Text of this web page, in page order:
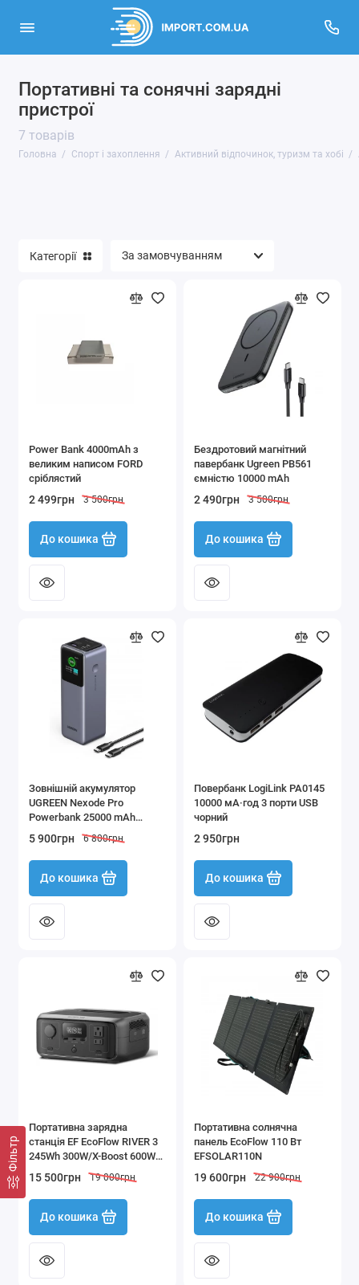
Портативні та сонячні зарядні
пристрої
7 товарів
Головна Спорт і захоплення Активний відпочинок, туризм та хобі
Фільтр
Активний відпочинок, туризм та хобі
Кінний спорт
Музичні інструменти та обладнання
Категорії
Power Bank 4000mAh з
великим написом FORD
сріблястий
2 499грн 3 500грн
До кошика
Бездротовий магнітний
павербанк Ugreen PB561
ємністю 10000 mAh
2 490грн 3 500грн
До кошика
Зовнішній акумулятор
UGREEN Nexode Pro
Powerbank 25000 mAh
потужністю 200W для
ноутбука та смартфона
5 900грн 6 800грн
До кошика
Повербанк LogiLink PA0145
10000 мА·год 3 порти USB
чорний
2 950грн
До кошика
Портативна зарядна
станція EF EcoFlow RIVER 3
245Wh 300W/X-Boost 600W
15 500грн 19 000грн
До кошика
Портативна солнячна
панель EcoFlow 110 Вт
EFSOLAR110N
19 600грн 22 900грн
До кошика